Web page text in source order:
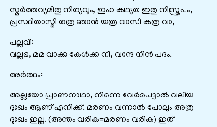
സ്മർത്തവ്യമിതു നിത്യവും, ഇഹ കഥ്യത ഇതു നിസ്ത്രപം,
പ്രസ്ഥിതാസ്മി തത്ര ഞാൻ യത്ര വാസി കുത്ര വാ,
പല്ലവി:
വല്ലഭ, മമ വാക്കു കേൾക്ക നീ, വന്ദേ നിൻ പദം.
അർത്ഥം:
അല്ലയോ പ്രാണനാഥാ, നിന്നെ വേർപെട്ടാൽ വലിയ
ദുഃഖം ആണ് എനിക്ക്. മരണം വന്നാൽ പോലും അത്ര
ദുഃഖം ഇല്ല. (അന്തം വരിക=മരണം വരിക) ഇത്